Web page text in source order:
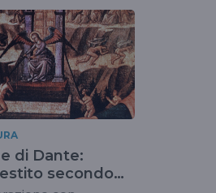
di Dante:
secondo